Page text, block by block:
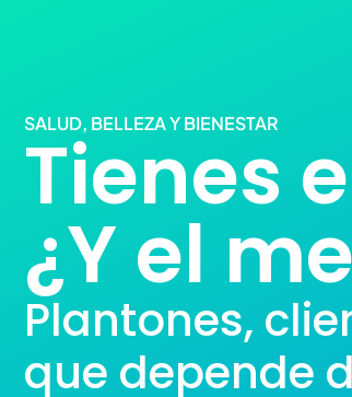
SALUD, BELLEZA Y BIENESTAR
Tienes
¿Y el
Plantones,
que depende